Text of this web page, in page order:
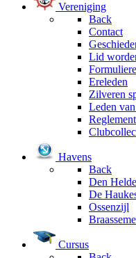
Vereniging
Back
Contact
Lid
Ereleden
Zilveren
Leden
Havens
Back
Den
De
Ossenzijl
Cursus